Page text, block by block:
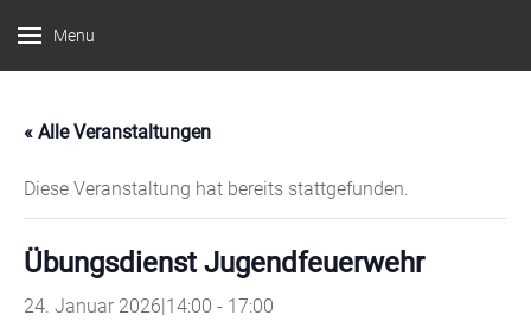
Menu
Bommern
« Alle Veranstaltungen
Diese Veranstaltung hat bereits stattgefunden.
Übungsdienst Jugendfeuerwehr
24. Januar 2026|14:00 - 17:00